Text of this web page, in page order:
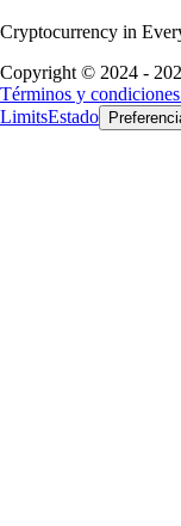
Cryptocurrency in
Copyright © 2024 -
Términos y
LimitsEstado